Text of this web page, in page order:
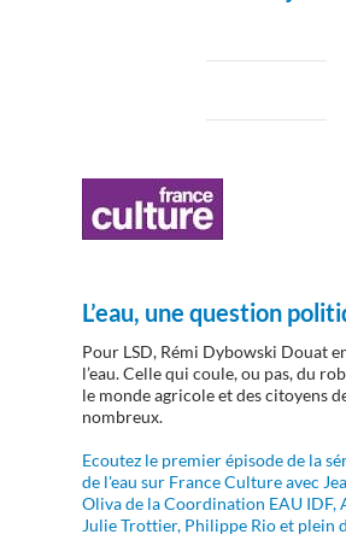
L’eau, une question
Pour LSD, Rémi Dybowski Douat
l’eau. Celle qui coule, ou pas, du
le monde agricole et des citoyens
nombreux.
Ecoutez le premier épisode de la
de l'eau sur France Culture avec
Oliva de la Coordination EAU IDF,
Julie Trottier, Philippe Rio et plein